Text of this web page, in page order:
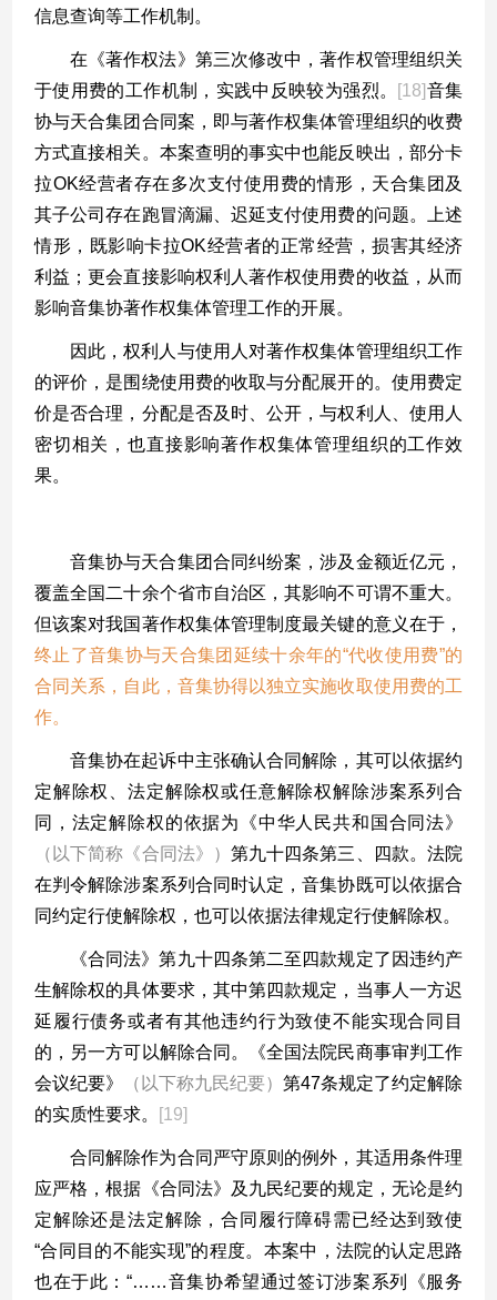
信息查询等工作机制。
在《著作权法》第三次修改中，著作权管理组织关
于使用费的工作机制，实践中反映较为强烈。
[18]音集
协与天合集团合同案，即与著作权集体管理组织的收费
方式直接相关。本案查明的事实中也能反映出，部分卡
拉OK经营者存在多次支付使用费的情形，天合集团及
其子公司存在跑冒滴漏、迟延支付使用费的问题。上述
情形，既影响卡拉OK经营者的正常经营，损害其经济
利益；更会直接影响权利人著作权使用费的收益，从而
影响音集协著作权集体管理工作的开展。
因此，权利人与使用人对著作权集体管理组织工作
的评价，是围绕使用费的收取与分配展开的。使用费定
价是否合理，分配是否及时、公开，与权利人、使用人
密切相关，也直接影响著作权集体管理组织的工作效
果。
音集协与天合集团合同纠纷案，涉及金额近亿元，
覆盖全国二十余个省市自治区，其影响不可谓不重大。
但该案对我国著作权集体管理制度最关键的意义在于，
终止了音集协与天合集团延续十余年的“代收使用费”的
合同关系，自此，音集协得以独立实施收取使用费的工
作。
音集协在起诉中主张确认合同解除，其可以依据约
定解除权、法定解除权或任意解除权解除涉案系列合
同，法定解除权的依据为《中华人民共和国合同法》
（以下简称《合同法》） 第九十四条第三、四款。法院
在判令解除涉案系列合同时认定，音集协既可以依据合
同约定行使解除权，也可以依据法律规定行使解除权。
《合同法》第九十四条第二至四款规定了因违约产
生解除权的具体要求，其中第四款规定，当事人一方迟
延履行债务或者有其他违约行为致使不能实现合同目
的，另一方可以解除合同。《全国法院民商事审判工作
会议纪要》
（以下称九民纪要） 第47条规定了约定解除
的实质性要求。
[19]
合同解除作为合同严守原则的例外，其适用条件理
应严格，根据《合同法》及九民纪要的规定，无论是约
定解除还是法定解除，合同履行障碍需已经达到致使
“合同目的不能实现”的程度。本案中，法院的认定思路
也在于此：“……音集协希望通过签订涉案系列《服务